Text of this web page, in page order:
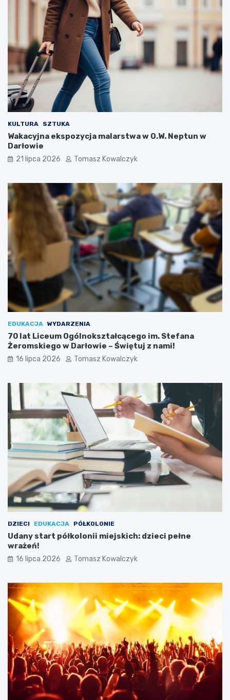
KULTURA SZTUKA
Wakacyjna ekspozycja malarstwa w O.W. Neptun w
Darłowie
21 lipca 2026 Tomasz Kowalczyk
EDUKACJA WYDARZENIA
70 lat Liceum Ogólnokształcącego im. Stefana
Żeromskiego w Darłowie – Świętuj z nami!
16 lipca 2026 Tomasz Kowalczyk
DZIECI EDUKACJA PÓŁKOLONIE
Udany start półkolonii miejskich: dzieci pełne
wrażeń!
16 lipca 2026 Tomasz Kowalczyk